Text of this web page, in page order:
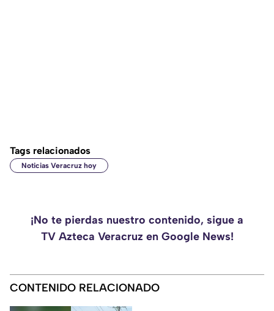
Tags relacionados
Noticias Veracruz hoy
¡No te pierdas nuestro contenido, sigue a
TV Azteca Veracruz en Google News!
CONTENIDO RELACIONADO